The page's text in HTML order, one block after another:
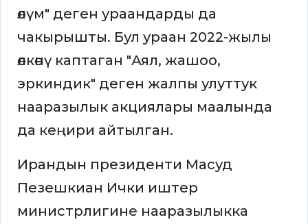
өлүм" деген ураандарды да
чакырышты. Бул ураан 2022-жылы
өлкөнү каптаган "Аял, жашоо,
эркиндик" деген жалпы улуттук
нааразылык акциялары маалында
да кеңири айтылган.
Ирандын президенти Масуд
Пезешкиан Ички иштер
министрлигине нааразылыкка